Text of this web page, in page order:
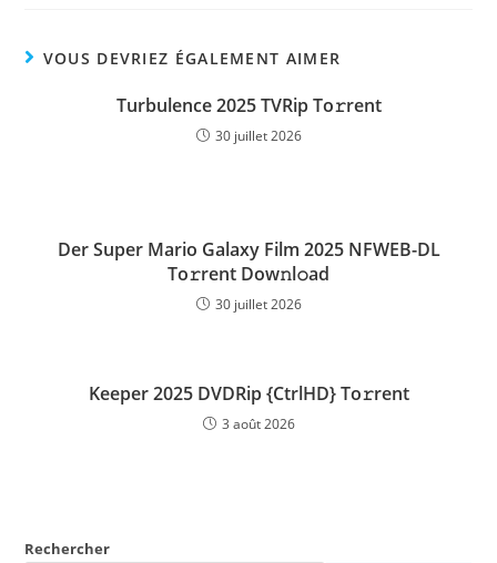
VOUS DEVRIEZ ÉGALEMENT AIMER
Turbulence 2025 TVRip To𝚛rent
30 juillet 2026
Der Super Mario Galaxy Film 2025 NFWEB-DL
To𝚛rent Dow𝚗l𝚘ad
30 juillet 2026
Keeper 2025 DVDRip {CtrlHD} To𝚛rent
3 août 2026
Rechercher